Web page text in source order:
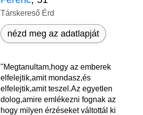
Társkereső Érd
nézd meg az adatlapját
"Megtanultam,hogy az emberek
elfelejtik,amit mondasz,és
elfelejtik,amit teszel.Az egyetlen
dolog,amire emlékezni fognak az
hogy milyen érzéseket váltottál ki